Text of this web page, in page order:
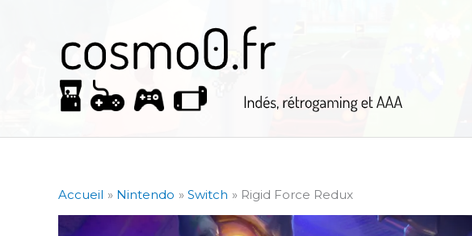
Accueil Nintendo Switch Rigid Force Redux